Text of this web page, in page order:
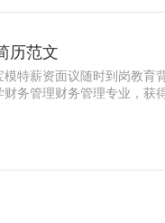
历范文
模特薪资面议随时到岗教
务管理财务管理专业，获